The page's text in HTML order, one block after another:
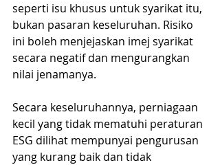
seperti isu khusus untuk syarikat itu,
bukan pasaran keseluruhan. Risiko
ini boleh menjejaskan imej syarikat
secara negatif dan mengurangkan
nilai jenamanya.
Secara keseluruhannya, perniagaan
kecil yang tidak mematuhi peraturan
ESG dilihat mempunyai pengurusan
yang kurang baik dan tidak